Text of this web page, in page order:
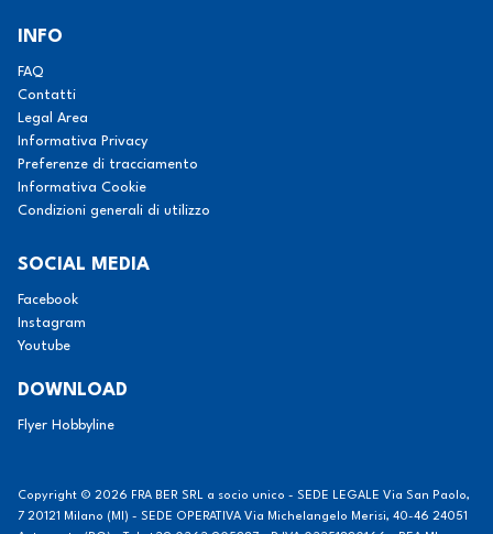
INFO
FAQ
Contatti
Legal Area
Informativa Privacy
Preferenze di tracciamento
Informativa Cookie
Condizioni generali di utilizzo
SOCIAL MEDIA
Facebook
Instagram
Youtube
DOWNLOAD
Flyer Hobbyline
Copyright © 2026 FRA BER SRL a socio unico - SEDE LEGALE Via San Paolo,
7 20121 Milano (MI) - SEDE OPERATIVA Via Michelangelo Merisi, 40-46 24051